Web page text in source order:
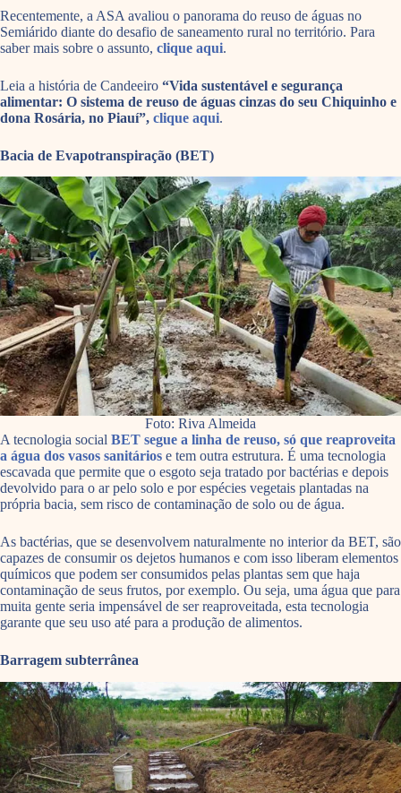
Recentemente, a ASA avaliou o panorama do reuso de águas no
Semiárido diante do desafio de saneamento rural no território. Para
saber mais sobre o assunto, clique aqui.
Leia a história de Candeeiro “Vida sustentável e segurança
alimentar: O sistema de reuso de águas cinzas do seu Chiquinho e
dona Rosária, no Piauí”, clique aqui.
Bacia de Evapotranspiração (BET)
Foto: Riva Almeida
A tecnologia social BET segue a linha de reuso, só que reaproveita
a água dos vasos sanitários e tem outra estrutura. É uma tecnologia
escavada que permite que o esgoto seja tratado por bactérias e depois
devolvido para o ar pelo solo e por espécies vegetais plantadas na
própria bacia, sem risco de contaminação de solo ou de água.
As bactérias, que se desenvolvem naturalmente no interior da BET, são
capazes de consumir os dejetos humanos e com isso liberam elementos
químicos que podem ser consumidos pelas plantas sem que haja
contaminação de seus frutos, por exemplo. Ou seja, uma água que para
muita gente seria impensável de ser reaproveitada, esta tecnologia
garante que seu uso até para a produção de alimentos.
Barragem subterrânea